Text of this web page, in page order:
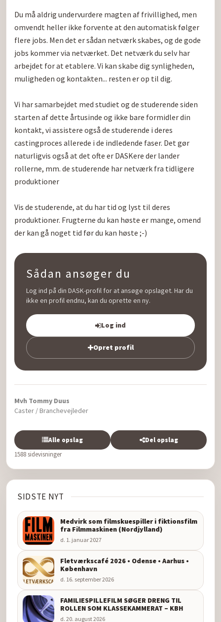
Du må aldrig undervurdere magten af frivillighed, men
omvendt heller ikke forvente at den automatisk følger
flere jobs. Men det er sådan netværk skabes, og de gode
jobs kommer via netværket. Det netværk du selv har
arbejdet for at etablere. Vi kan skabe dig synligheden,
muligheden og kontakten... resten er op til dig.
Vi har samarbejdet med studiet og de studerende siden
starten af dette årtusinde og ikke bare formidler din
kontakt, vi assistere også de studerende i deres
castingproces allerede i de indledende faser. Det gør
naturligvis også at det ofte er DASKere der lander
rollerne, mm. de studerende har netværk fra tidligere
produktioner
Vis de studerende, at du har tid og lyst til deres
produktioner. Frugterne du kan høste er mange, omend
der kan gå noget tid før du kan høste ;-)
Sådan ansøger du
Log ind på din DASK-profil for at ansøge opslaget. Har du
ikke en profil endnu, kan du oprette en ny.
Log ind
Opret profil
Mvh Tommy Duus
Caster / Branchevejleder
Alle opslag
Del opslag
1588 sidevisninger
SIDSTE NYT
Medvirk som filmskuespiller i fiktionsfilm
fra Filmmaskinen (Nordjylland)
d. 1. januar 2027
Fletværkscafé 2026 • Odense • Aarhus •
København
d. 16. september 2026
FAMILIESPILLEFILM SØGER DRENG TIL
ROLLEN SOM KLASSEKAMMERAT – KBH
d. 20. august 2026